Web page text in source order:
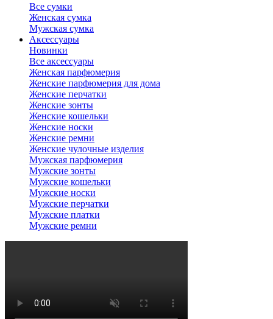
Все сумки
Женская сумка
Мужская сумка
Аксессуары
Новинки
Все аксессуары
Женская парфюмерия
Женские парфюмерия для дома
Женские перчатки
Женские зонты
Женские кошельки
Женские носки
Женские ремни
Женские чулочные изделия
Мужская парфюмерия
Мужские зонты
Мужские кошельки
Мужские носки
Мужские перчатки
Мужские платки
Мужские ремни